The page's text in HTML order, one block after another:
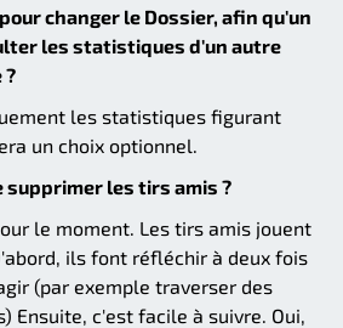
changer le Dossier, afin qu'un
les statistiques d'un autre
?
les statistiques figurant
un choix optionnel.
supprimer les tirs amis ?
le moment. Les tirs amis jouent
ils font réfléchir à deux fois
(par exemple traverser des
Ensuite, c'est facile à suivre. Oui,